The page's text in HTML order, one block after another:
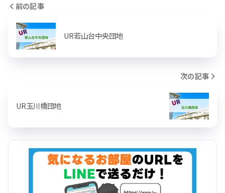
前の記事
UR若山台中央団地
次の記事
UR玉川橋団地